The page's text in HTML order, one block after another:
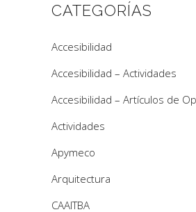
CATEGORÍAS
Accesibilidad
Accesibilidad – Actividades
Accesibilidad – Artículos de
Actividades
Apymeco
Arquitectura
CAAITBA